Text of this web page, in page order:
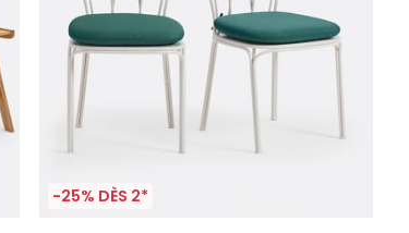
-25% DÈS 2*